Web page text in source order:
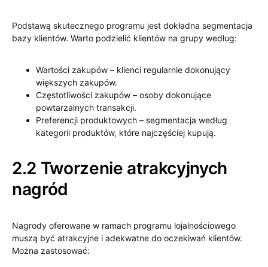
Podstawą skutecznego programu jest dokładna segmentacja
bazy klientów. Warto podzielić klientów na grupy według:
Wartości zakupów – klienci regularnie dokonujący
większych zakupów.
Częstotliwości zakupów – osoby dokonujące
powtarzalnych transakcji.
Preferencji produktowych – segmentacja według
kategorii produktów, które najczęściej kupują.
2.2 Tworzenie atrakcyjnych
nagród
Nagrody oferowane w ramach programu lojalnościowego
muszą być atrakcyjne i adekwatne do oczekiwań klientów.
Można zastosować: